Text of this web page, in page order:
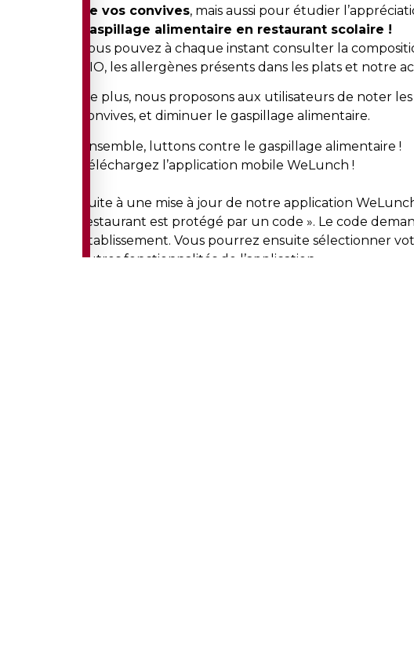
de vos convives, mais aussi pour étudier
gaspillage alimentaire en restaurant scolaire !
Vous pouvez à chaque instant consulter la
BIO, les allergènes présents dans les plats et notre
De plus, nous proposons aux utilisateurs de noter
convives, et diminuer le gaspillage alimentaire.
Ensemble, luttons contre le gaspillage alimentaire !
Téléchargez l’application mobile WeLunch !
Suite à une mise à jour de notre application
restaurant est protégé par un code ». Le code
établissement. Vous pourrez ensuite sélectionner
autres fonctionnalités de l’application.